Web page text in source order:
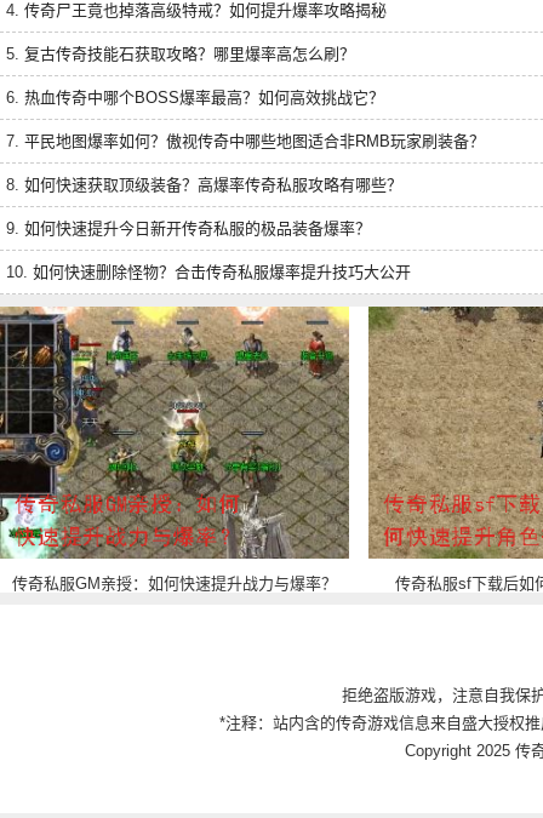
4. 传奇尸王竟也掉落高级特戒？如何提升爆率攻略揭秘
5. 复古传奇技能石获取攻略？哪里爆率高怎么刷？
6. 热血传奇中哪个BOSS爆率最高？如何高效挑战它？
7. 平民地图爆率如何？傲视传奇中哪些地图适合非RMB玩家刷装备？
8. 如何快速获取顶级装备？高爆率传奇私服攻略有哪些？
9. 如何快速提升今日新开传奇私服的极品装备爆率？
10. 如何快速删除怪物？合击传奇私服爆率提升技巧大公开
传奇私服GM亲授：如何快速提升战力与爆率？ 传奇私服sf下载后如
拒绝盗版游戏，注意自我保
*注释：站内含的传奇游戏信息来自盛大授权
Copyright 2025 传